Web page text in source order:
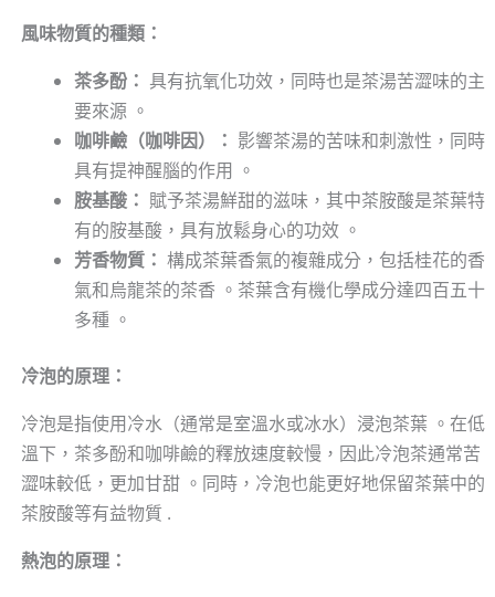
風味物質的種類：
茶多酚： 具有抗氧化功效，同時也是茶湯苦澀味的主
要來源 。
咖啡鹼（咖啡因）： 影響茶湯的苦味和刺激性，同時
具有提神醒腦的作用 。
胺基酸： 賦予茶湯鮮甜的滋味，其中茶胺酸是茶葉特
有的胺基酸，具有放鬆身心的功效 。
芳香物質： 構成茶葉香氣的複雜成分，包括桂花的香
氣和烏龍茶的茶香 。茶葉含有機化學成分達四百五十
多種 。
冷泡的原理：
冷泡是指使用冷水（通常是室溫水或冰水）浸泡茶葉 。在低
溫下，茶多酚和咖啡鹼的釋放速度較慢，因此冷泡茶通常苦
澀味較低，更加甘甜 。同時，冷泡也能更好地保留茶葉中的
茶胺酸等有益物質 .
熱泡的原理：